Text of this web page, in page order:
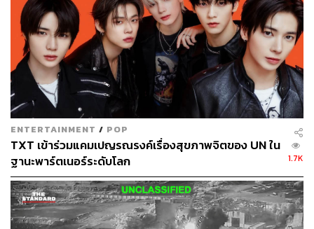
บันมีข้อจำกัดที่เคยปรากฏเกี่ยวกับผู้หญิง เช่น ข้อจำกัดในการ
ทำงาน การศึกษา หรือการบังคับใส่ชุดปกปิดทั้งตัวที่เรียกว่า
บูร์กา เป็นต้น หรืออย่างพ่อค้าวัย 35 ปีอีกคนหนึ่งที่บอกว่า
ไม่มีเงินที่จะซื้อขนมปังหรือยาสำหรับลูกๆ เขาหนีออกจากจัง
หวัดคุนดุซทางเหนือของประเทศหลังถูกกลุ่มตาลีบันเผาบ้าน
จนมาอยู่กับครอบครัวที่กรุงคาบูล ขณะที่สำนักข่าว Al
Jazeera รายงานว่า ประชาชนส่วนหนึ่งในเมืองเฮรัตและกัน
ดาฮาร์ส่วนหนึ่งแสดงความตกตะลึง โกรธ และบอกว่าไม่คิด
ว่าเมืองของพวกเขาจะถูกยึดได้เร็วเพียงนี้ และรายงานว่า
สมาชิกกลุ่มตาลีบันมีการจู่โจมไปยังบ้านหลายหลัง โดยส่วน
ใหญ่มุ่งเป้าไปที่บุคคลที่ต้องสงสัยว่าจะมีความใกล้ชิดกับ
รัฐบาล แต่ผู้ที่อาศัยใกล้เคียงเป้าหมายดังกล่าวก็กังวลว่าจะถูก
ค้นบ้านเช่นกัน
ENTERTAINMENT / POP
TXT เข้าร่วมแคมเปญรณรงค์เรื่องสุขภาพจิตของ UN ใน
ฐานะพาร์ตเนอร์ระดับโลก
1.7K